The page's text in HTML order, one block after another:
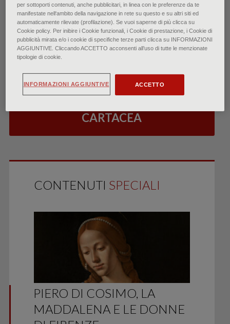
ESEGUI IL LOGIN
PER LEGGERE L’ARTICOLO
CARTACEA
CONTENUTI SPECIALI
PIERO DI COSIMO, LA
MADDALENA E LE DONNE
per sottoporti contenuti, anche pubblicitari, in linea con le preferenze da te
manifestate nell‘ambito della navigazione in rete su questo e su altri siti ed
automaticamente rilevate (profilazione). Se vuoi saperne di più clicca su
Cookie policy. Per inibire i Cookie funzionali, i Cookie di prestazione, i Cookie di
pubblicità mirata e/o i cookie di specifiche terze parti clicca su INFORMAZIONI
AGGIUNTIVE. Cliccando ACCETTO acconsenti all’uso di tutte le menzionate
tipologie di cookie.
ACCETTO
INFORMAZIONI AGGIUNTIVE